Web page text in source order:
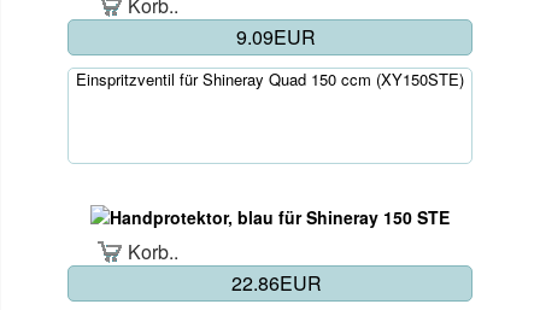
Korb..
9.09EUR
Einspritzventil für Shineray Quad 150 ccm (XY150STE)
Korb..
22.86EUR